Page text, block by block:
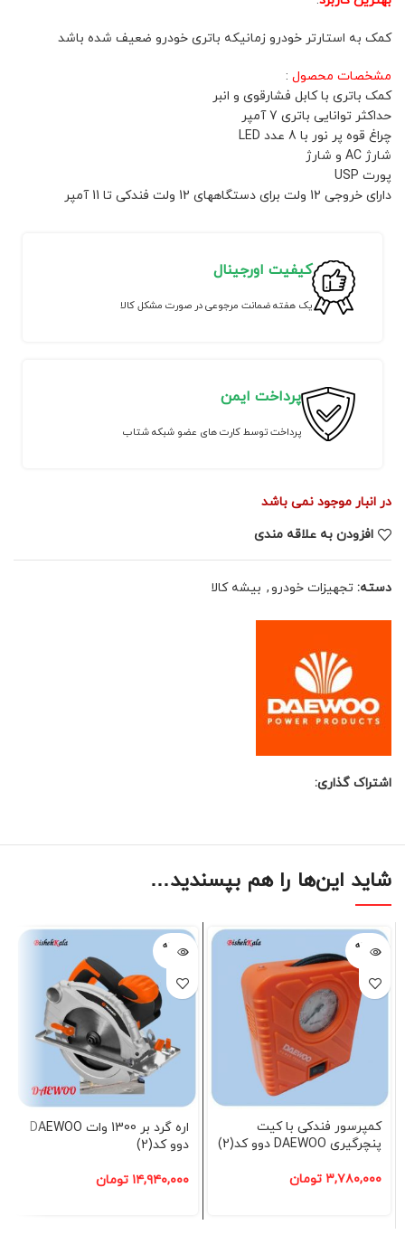
کمک به استارتر خودرو زمانیکه باتری خودرو ضعیف شده باشد
مشخصات محصول :
کمک باتری با کابل فشارقوی و انبر
حداکثر توانایی باتری 7 آمپر
چراغ قوه پر نور با 8 عدد LED
شارژ AC و شارژ
پورت USP
دارای خروجی 12 ولت برای دستگاههای 12 ولت فندکی تا 11 آمپر
کیفیت اورجینال
یک هفته ضمانت مرجوعی در صورت مشکل کالا
پرداخت ایمن
پرداخت توسط کارت های عضو شبکه شتاب
در انبار موجود نمی باشد
افزودن به علاقه مندی
دسته: تجهیزات خودرو, بیشه کالا
اشتراک گذاری:
شاید این‌ها را هم بپسندید…
فروخته
شده
کمپرسور فندکی با کیت
پنچرگیری DAEWOO دوو کد(2)
۳,۷۸۰,۰۰۰ تومان
فروخته
شده
اره گرد بر 1300 وات DAEWOO
دوو کد(2)
۱۴,۹۴۰,۰۰۰ تومان